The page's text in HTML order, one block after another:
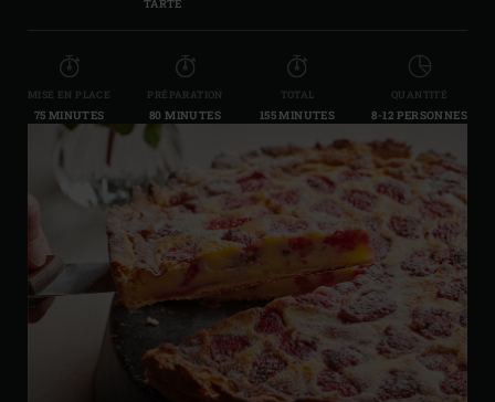
TARTE
MISE EN PLACE
75 MINUTES
PRÉPARATION
80 MINUTES
TOTAL
155 MINUTES
QUANTITÉ
8-12 PERSONNES